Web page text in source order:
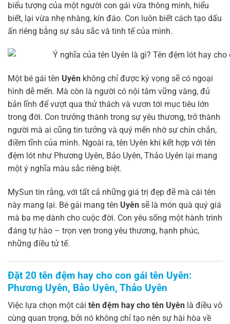
biểu tượng của một người con gái vừa thông minh, hiểu
biết, lại vừa nhẹ nhàng, kín đáo. Con luôn biết cách tạo dấu
ấn riêng bằng sự sâu sắc và tinh tế của mình.
Một bé gái tên Uyên không chỉ được kỳ vọng sẽ có ngoại
hình dễ mến. Mà còn là người có nội tâm vững vàng, đủ
bản lĩnh để vượt qua thử thách và vươn tới mục tiêu lớn
trong đời. Con trưởng thành trong sự yêu thương, trở thành
người mà ai cũng tin tưởng và quý mến nhờ sự chín chắn,
điềm tĩnh của mình. Ngoài ra, tên Uyên khi kết hợp với tên
đệm lót như Phương Uyên, Bảo Uyên, Thảo Uyên lại mang
một ý nghĩa màu sắc riêng biệt.
MySun tin rằng, với tất cả những giá trị đẹp đẽ mà cái tên
này mang lại. Bé gái mang tên Uyên sẽ là món quà quý giá
mà ba mẹ dành cho cuộc đời. Con yêu sống một hành trình
đáng tự hào – trọn vẹn trong yêu thương, hạnh phúc,
những điều tử tế.
Đặt 20 tên đệm hay cho con gái tên Uyên:
Phương Uyên, Bảo Uyên, Thảo Uyên
Việc lựa chọn một cái tên đệm hay cho tên Uyên là điều vô
cùng quan trọng, bởi nó không chỉ tạo nên sự hài hòa về